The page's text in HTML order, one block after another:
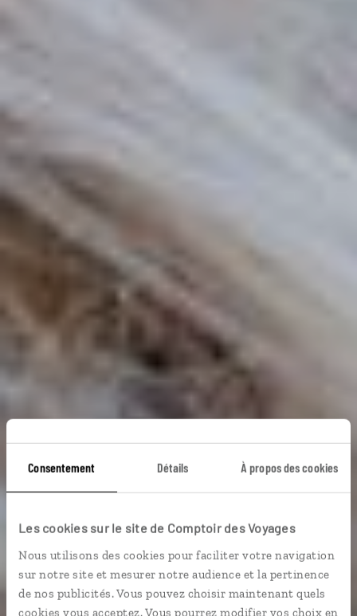
Consentement Détails À propos des cookies
Les cookies sur le site de Comptoir des Voyages
Nous utilisons des cookies pour faciliter votre navigation
sur notre site et mesurer notre audience et la pertinence
de nos publicités. Vous pouvez choisir maintenant quels
cookies vous acceptez. Vous pourrez modifier vos choix en
Voyage Écosse